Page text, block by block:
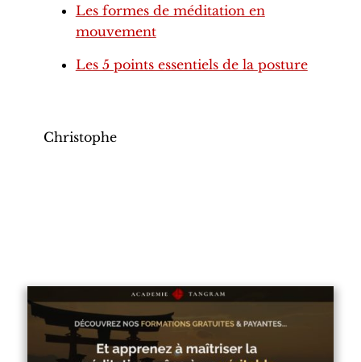
Les formes de méditation en
mouvement
Les 5 points essentiels de la posture
Christophe